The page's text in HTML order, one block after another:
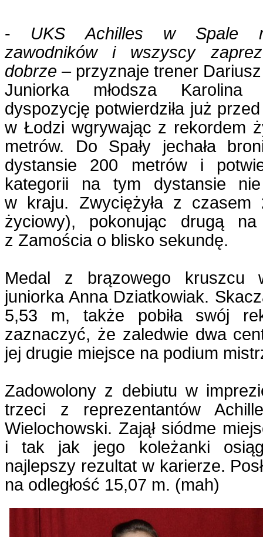
- UKS Achilles w Spale
zawodników i wszyscy
dobrze – przyznaje trener
Juniorka młodsza Karolina
dyspozycję potwierdziła już
w Łodzi wgrywając z rekordem
metrów. Do Spały jechała
dystansie 200 metrów i
kategorii na tym dystansie
w kraju. Zwyciężyła z czasem
życiowy), pokonując drugą
z Zamościa o blisko sekundę.
Medal z brązowego kruszcu
juniorka Anna Dziatkowiak.
5,53 m, także pobiła swój
zaznaczyć, że zaledwie dwa
jej drugie miejsce na podium
Zadowolony z debiutu w
trzeci z reprezentantów
Wielochowski. Zajął siódme
i tak jak jego koleżanki
najlepszy rezultat w karierze.
na odległość 15,07 m. (mah)